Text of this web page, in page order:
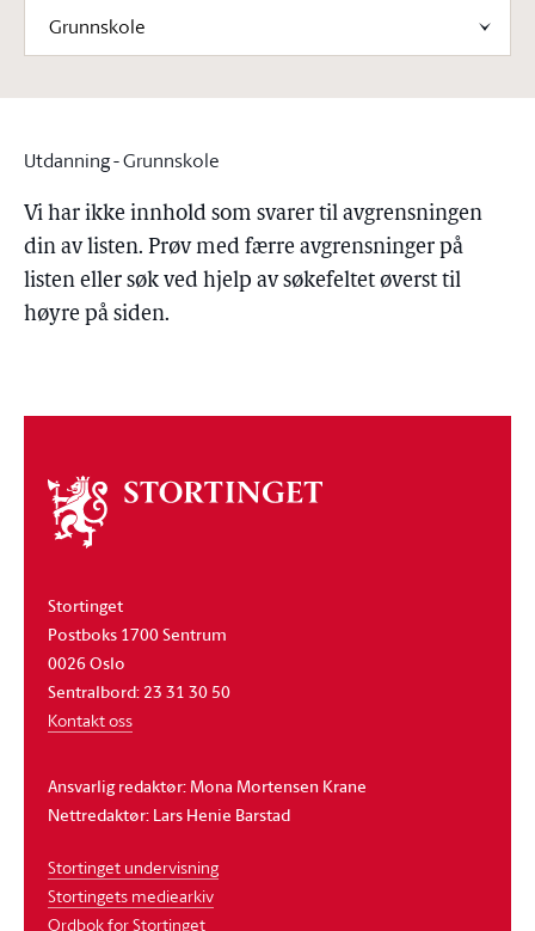
Grunnskole
Utdanning - Grunnskole
Vi har ikke innhold som svarer til avgrensningen
din av listen. Prøv med færre avgrensninger på
listen eller søk ved hjelp av søkefeltet øverst til
høyre på siden.
Om
stortinget
Stortinget
Postboks 1700 Sentrum
0026 Oslo
Sentralbord: 23 31 30 50
Kontakt oss
Ansvarlig redaktør: Mona Mortensen Krane
Nettredaktør: Lars Henie Barstad
Stortinget undervisning
Stortingets mediearkiv
Ordbok for Stortinget